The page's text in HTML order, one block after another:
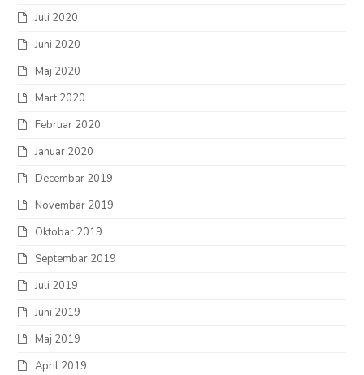
Juli 2020
Juni 2020
Maj 2020
Mart 2020
Februar 2020
Januar 2020
Decembar 2019
Novembar 2019
Oktobar 2019
Septembar 2019
Juli 2019
Juni 2019
Maj 2019
April 2019